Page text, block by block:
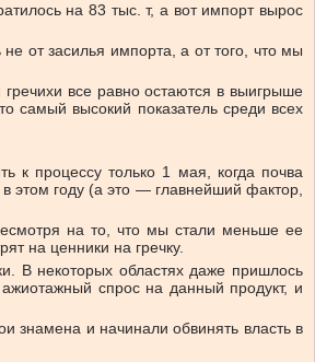
на 83 тыс. т, а вот импорт вырос
от засилья импорта, а от того, что мы
все равно остаются в выигрыше
самый высокий показатель среди всех
к процессу только 1 мая, когда почва
этом году (а это — главнейший фактор,
на то, что мы стали меньше ее
на ценники на гречку.
В некоторых областях даже пришлось
спрос на данный продукт, и
знамена и начинали обвинять власть в